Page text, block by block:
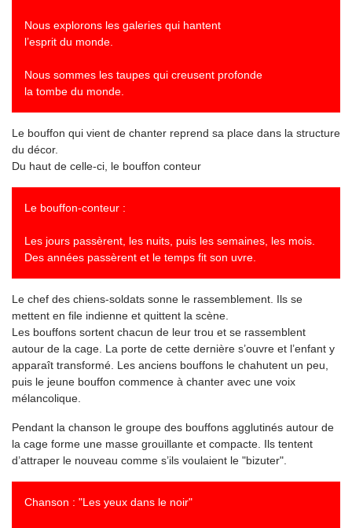
Nous explorons les galeries qui hantent
l’esprit du monde.
Nous sommes les taupes qui creusent profonde
la tombe du monde.
Le bouffon qui vient de chanter reprend sa place dans la structure
du décor.
Du haut de celle-ci, le bouffon conteur
Le bouffon-conteur :
Les jours passèrent, les nuits, puis les semaines, les mois.
Des années passèrent et le temps fit son uvre.
Le chef des chiens-soldats sonne le rassemblement. Ils se
mettent en file indienne et quittent la scène.
Les bouffons sortent chacun de leur trou et se rassemblent
autour de la cage. La porte de cette dernière s’ouvre et l’enfant y
apparaît transformé. Les anciens bouffons le chahutent un peu,
puis le jeune bouffon commence à chanter avec une voix
mélancolique.
Pendant la chanson le groupe des bouffons agglutinés autour de
la cage forme une masse grouillante et compacte. Ils tentent
d’attraper le nouveau comme s’ils voulaient le "bizuter".
Chanson : "Les yeux dans le noir"